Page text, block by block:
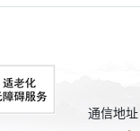
通信地